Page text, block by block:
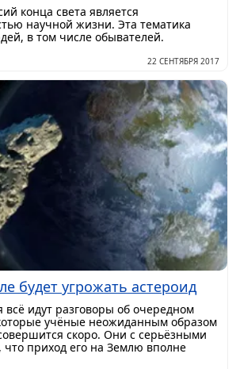
конца света является
научной жизни. Эта тематика
в том числе обывателей.
22 СЕНТЯБРЯ 2017
будет угрожать астероид
всё идут разговоры об очередном
учёные неожиданным образом
скоро. Они с серьёзными
что приход его на Землю вполне